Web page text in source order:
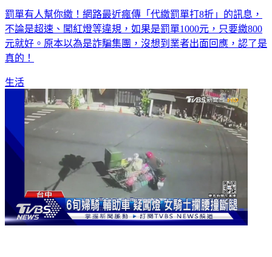
罰單有人幫你繳！網路最近瘋傳「代繳罰單打8折」的訊息，
不論是超速、闖紅燈等違規，如果是罰單1000元，只要繳800
元就好。原本以為是詐騙集團，沒想到業者出面回應，認了是
真的！
生活